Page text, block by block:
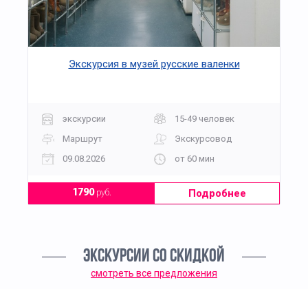
Экскурсия в музей русские валенки
экскурсии
15-49 человек
Маршрут
Экскурсовод
09.08.2026
от 60 мин
1790руб. Подробнее
ЭКСКУРСИИ СО СКИДКОЙ
смотреть все предложения